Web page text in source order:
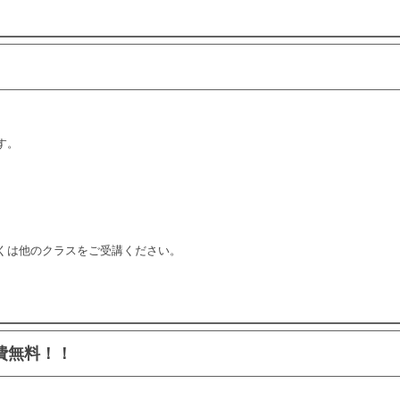
他のクラスをご受講ください。
料！！